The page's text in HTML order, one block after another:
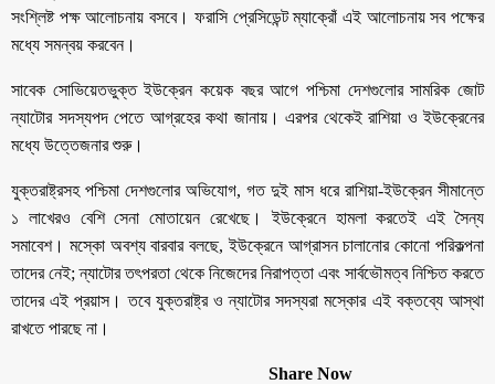
সংশ্লিষ্ট পক্ষ আলোচনায় বসবে। ফরাসি প্রেসিডেন্ট ম্যাক্রোঁ এই আলোচনায় সব পক্ষের
মধ্যে সমন্বয় করবেন।
সাবেক সোভিয়েতভুক্ত ইউক্রেন কয়েক বছর আগে পশ্চিমা দেশগুলোর সামরিক জোট
ন্যাটোর সদস্যপদ পেতে আগ্রহের কথা জানায়। এরপর থেকেই রাশিয়া ও ইউক্রেনের
মধ্যে উত্তেজনার শুরু।
যুক্তরাষ্ট্রসহ পশ্চিমা দেশগুলোর অভিযোগ, গত দুই মাস ধরে রাশিয়া-ইউক্রেন সীমান্তে
১ লাখেরও বেশি সেনা মোতায়েন রেখেছে। ইউক্রেনে হামলা করতেই এই সৈন্য
সমাবেশ। মস্কো অবশ্য বারবার বলছে, ইউক্রেনে আগ্রাসন চালানোর কোনো পরিকল্পনা
তাদের নেই; ন্যাটোর তৎপরতা থেকে নিজেদের নিরাপত্তা এবং সার্বভৌমত্ব নিশ্চিত করতে
তাদের এই প্রয়াস। তবে যুক্তরাষ্ট্র ও ন্যাটোর সদস্যরা মস্কোর এই বক্তব্যে আস্থা
রাখতে পারছে না।
Share Now